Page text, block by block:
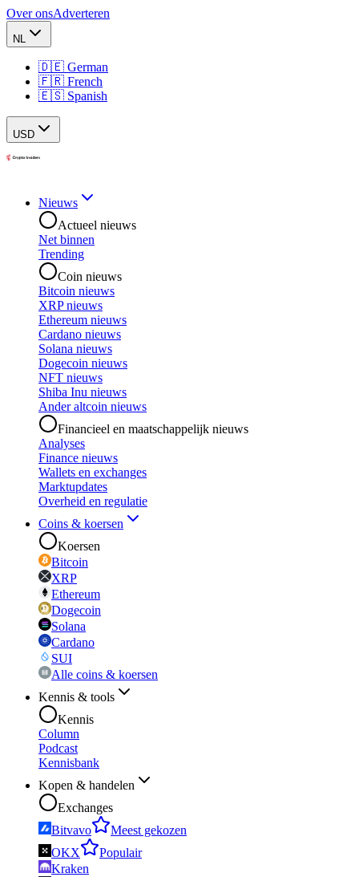
Over onsAdverteren
NL
🇩🇪 German
🇫🇷 French
🇪🇸 Spanish
USD
Nieuws
Actueel nieuws
Net binnen
Trending
Coin nieuws
Bitcoin nieuws
XRP nieuws
Ethereum nieuws
Cardano nieuws
Solana nieuws
Dogecoin nieuws
NFT nieuws
Shiba Inu nieuws
Ander altcoin nieuws
Financieel en maatschappelijk nieuws
Analyses
Finance nieuws
Wallets en exchanges
Marktupdates
Overheid en regulatie
Coins & koersen
Koersen
Bitcoin
XRP
Ethereum
Dogecoin
Solana
Cardano
SUI
Alle coins & koersen
Kennis & tools
Kennis
Column
Podcast
Kennisbank
Kopen & handelen
Exchanges
Bitvavo
Meest gekozen
OKX
Populair
Kraken